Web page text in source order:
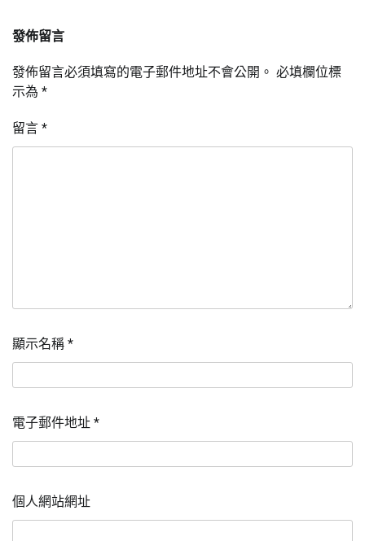
發佈留言
發佈留言必須填寫的電子郵件地址不會公開。 必填欄位標
示為 *
留言 *
顯示名稱 *
電子郵件地址 *
個人網站網址